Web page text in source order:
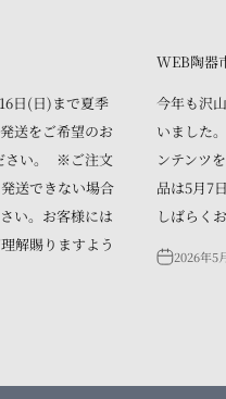
日(日)まで夏季
送をご希望のお
さい。 ※ご注文
送できない場合
い。お客様には
解賜りますよう
WEB陶器
今年も沢
いました
ンテンツ
品は5月7
しばらく
2026年5